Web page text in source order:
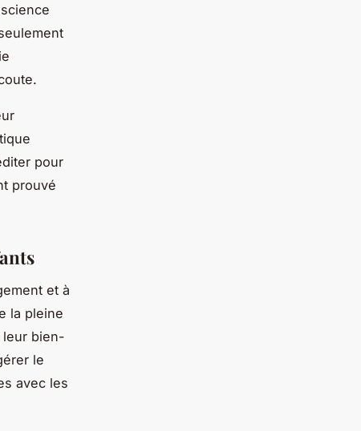
pour
prouvé
et à
la pleine
leur bien-
le
avec les